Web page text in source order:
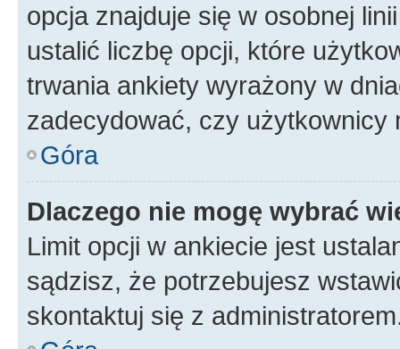
opcja znajduje się w osobnej
ustalić liczbę opcji, które
trwania ankiety wyrażony w
zadecydować, czy użytkownicy
Góra
Dlaczego nie mogę wybrać
Limit opcji w ankiecie jest
sądzisz, że potrzebujesz
skontaktuj się z